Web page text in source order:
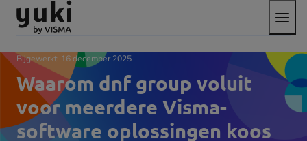
Direct
naar
content
Direct
naar
footer
Ga
naar
homepage
het
menu
Waarom dnf group voluit
voor meerdere Visma-
software oplossingen koos
Bijgewerkt: 16 december 2025